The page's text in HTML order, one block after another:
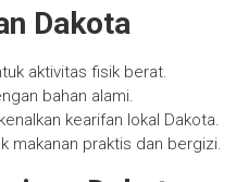
Dakota
aktivitas fisik berat.
bahan alami.
kearifan lokal Dakota.
makanan praktis dan bergizi.